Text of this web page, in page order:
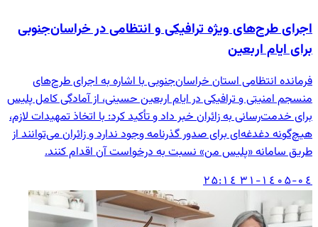
اجرای طرح‌های ویژه ترافیکی و انتظامی در خراسان‌جنوبی
برای ایام اربعین
فرمانده انتظامی استان خراسان‌جنوبی با اشاره به اجرای طرح‌های
منسجم امنیتی و ترافیکی در ایام اربعین حسینی، از آمادگی کامل پلیس
برای خدمت‌رسانی به زائران خبر داد و تأکید کرد: با اتخاذ تمهیدات لازم،
هیچ‌گونه دغدغه‌ای برای صدور گذرنامه وجود ندارد و زائران می‌توانند از
طریق سامانه «پلیس من» نسبت به درخواست آن اقدام کنند.
۱٤۰۵-۰٤-۳۱ ۱٤:۲۵